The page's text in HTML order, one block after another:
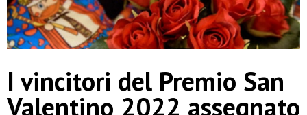
I vincitori del Premio San
Valentino 2022 assegnato